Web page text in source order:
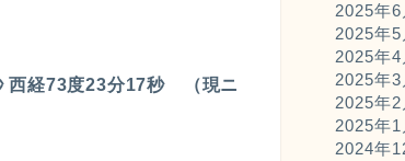
西経73度23分17秒 （現ニ
2025年6
2025年5
2025年4
2025年3
2025年2
2025年1
2024年